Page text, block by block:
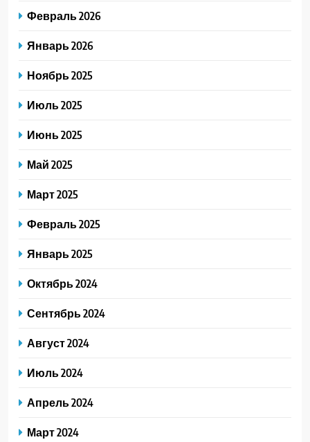
Февраль 2026
Январь 2026
Ноябрь 2025
Июль 2025
Июнь 2025
Май 2025
Март 2025
Февраль 2025
Январь 2025
Октябрь 2024
Сентябрь 2024
Август 2024
Июль 2024
Апрель 2024
Март 2024